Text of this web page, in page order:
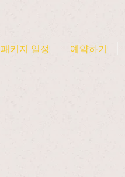
패키지 일정 예약하기